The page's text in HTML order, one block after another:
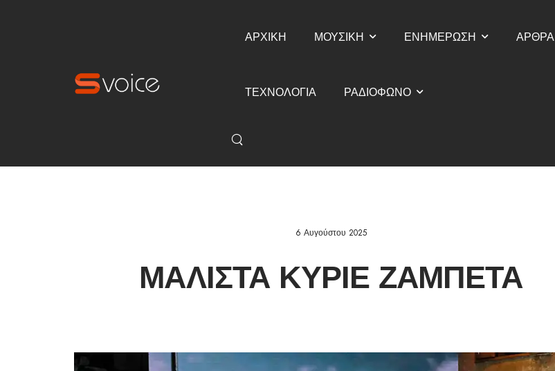
ΑΡΧΙΚΗ ΜΟΥΣΙΚΗ ΕΝΗΜΕΡΩΣΗ ΑΡΘΡΑ
ΤΕΧΝΟΛΟΓΙΑ ΡΑΔΙΟΦΩΝΟ
6 Αυγούστου 2025
ΜΆΛΙΣΤΑ ΚΎΡΙΕ ΖΑΜΠΈΤΑ